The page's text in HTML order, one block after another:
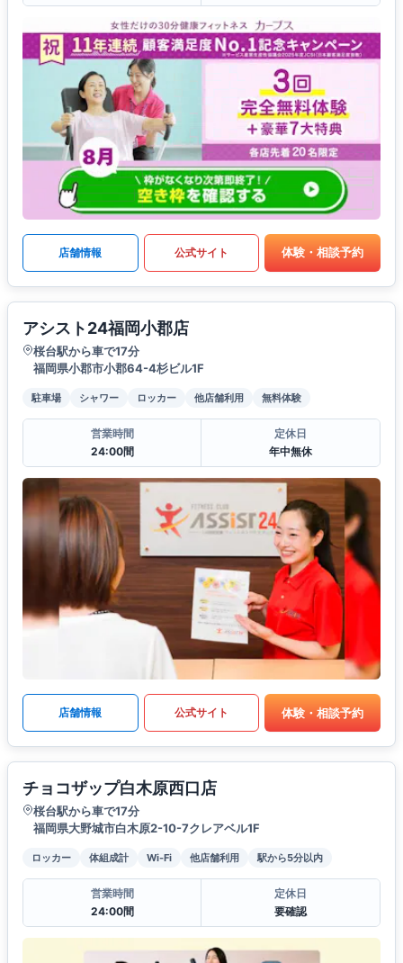
店舗情報 公式サイト 体験・相談予約
アシスト24福岡小郡店
桜台駅から車で17分
福岡県小郡市小郡64-4杉ビル1F
駐車場 シャワー ロッカー 他店舗利用 無料体験
営業時間
24:00間
定休日
年中無休
店舗情報 公式サイト 体験・相談予約
チョコザップ白木原西口店
桜台駅から車で17分
福岡県大野城市白木原2-10-7クレアベル1F
ロッカー 体組成計 Wi-Fi 他店舗利用 駅から5分以内
営業時間
24:00間
定休日
要確認